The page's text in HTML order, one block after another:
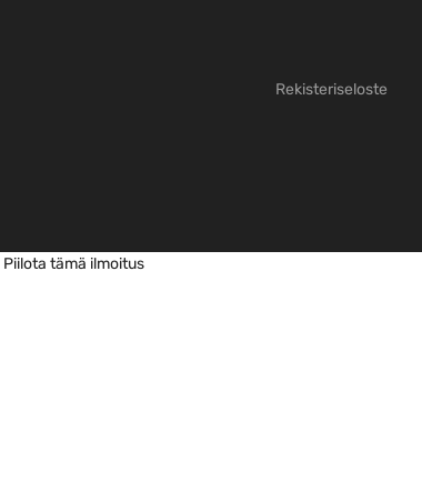
Rekisteriseloste
Piilota tämä ilmoitus